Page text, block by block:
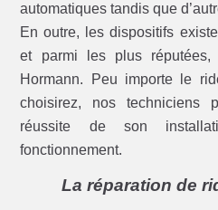
automatiques tandis que
En outre, les dispositifs
et parmi les plus
Hormann. Peu importe le
choisirez, nos techniciens
réussite de son
fonctionnement.
La réparation de